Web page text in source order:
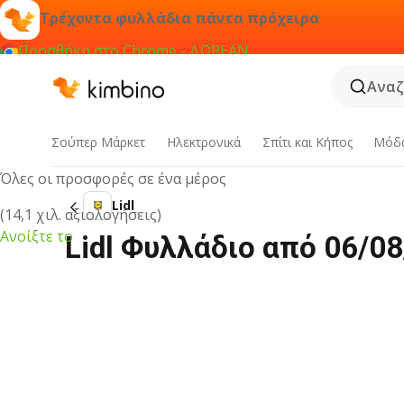
Τρέχοντα φυλλάδια πάντα πρόχειρα
Προσθήκη στο Chrome - ΔΩΡΕΑΝ
Εφαρμογή Kimbino
Όλες οι προσφορές σε ένα μέρος
(14,1 χιλ. αξιολογήσεις)
Ανοίξτε το
Σούπερ Μάρκετ Hλεκτρονικά Σπίτι και Κήπος
Lidl
Lidl Φυλλάδιο από 06/